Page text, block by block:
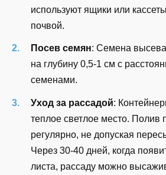
используют ящики или
почвой.
Посев семян: Семена
на глубину 0,5-1 см с
семенами.
Уход за рассадой:
теплое светлое место. Полив
регулярно, не допуская
Через 30-40 дней, когда
листа, рассаду можно